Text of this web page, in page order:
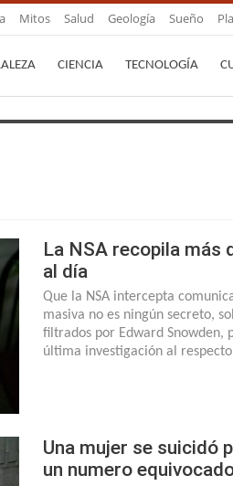
Mitos Salud Geología Sueño
CIENCIA TECNOLOGÍA
La NSA recopila más
al día
Que la NSA intercepta
masiva no es ningún secreto,
filtrados por Edward Snowden,
última investigación al
Una mujer se suicidó
un numero